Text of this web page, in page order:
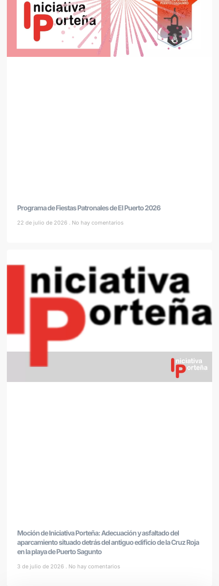
Programa de Fiestas Patronales de El Puerto 2026
22 de julio de 2026 No hay comentarios
Moción de Iniciativa Porteña: Adecuación y asfaltado del
aparcamiento situado detrás del antiguo edificio de la Cruz Roja
en la playa de Puerto Sagunto
3 de julio de 2026 No hay comentarios